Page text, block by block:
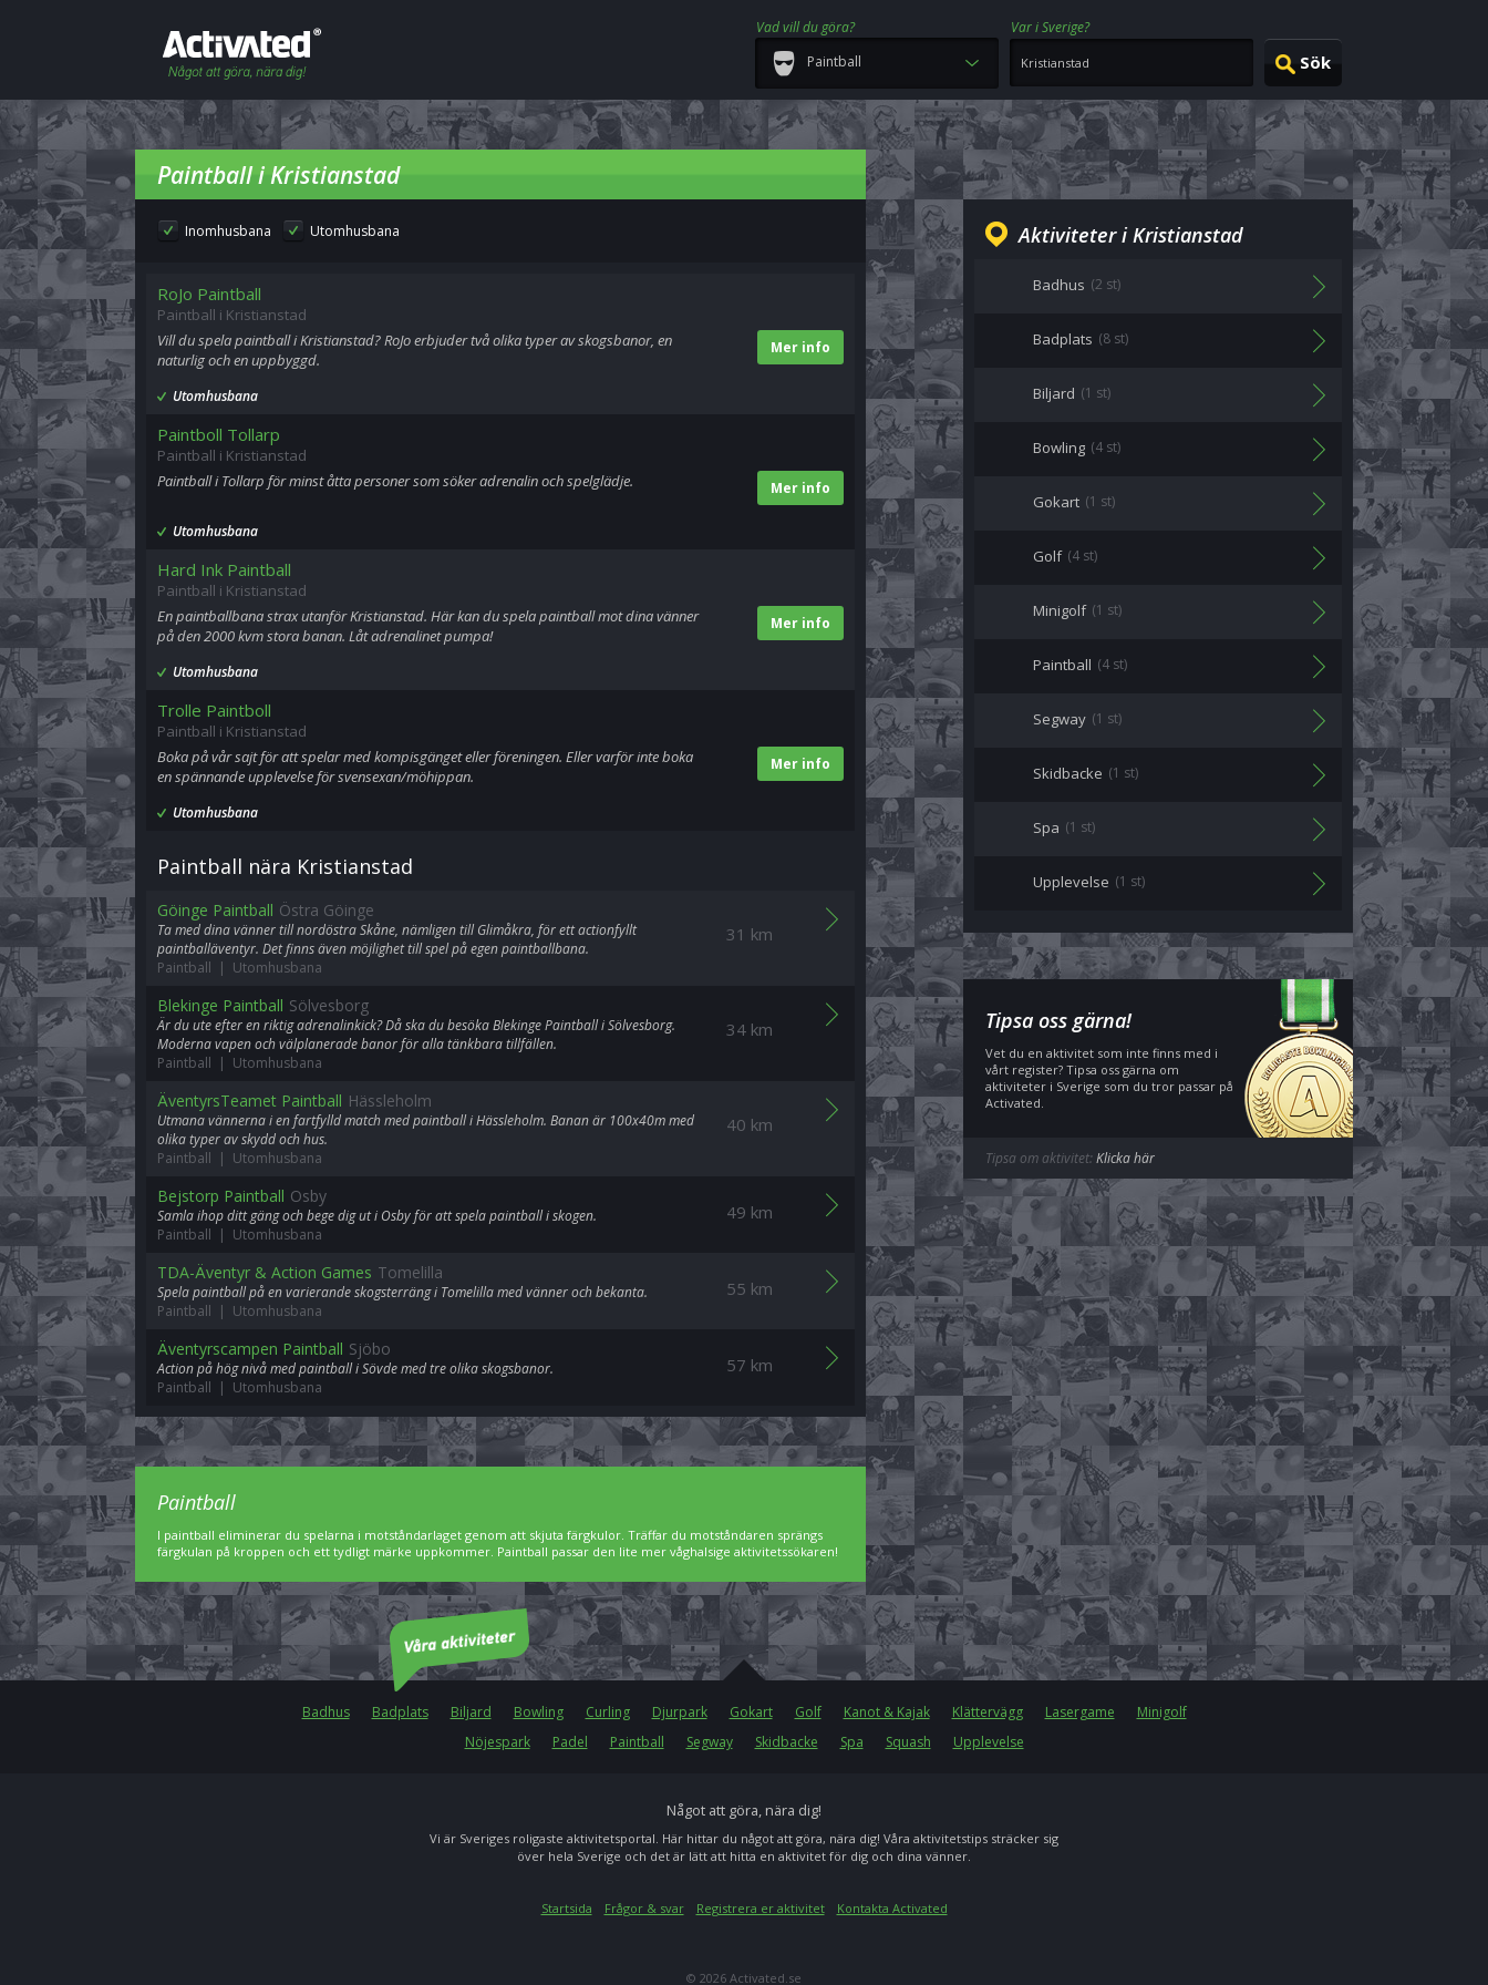
Vad vill du göra?
Var i Sverige?
Paintball
Paintball i Kristianstad
Inomhusbana Utomhusbana
RoJo Paintball
Paintball i Kristianstad
Mer info
Vill du spela paintball i Kristianstad? RoJo erbjuder två olika typer av skogsbanor, en
naturlig och en uppbyggd.
Utomhusbana
Paintboll Tollarp
Paintball i Kristianstad
Mer info
Paintball i Tollarp för minst åtta personer som söker adrenalin och spelglädje.
Utomhusbana
Hard Ink Paintball
Paintball i Kristianstad
Mer info
En paintballbana strax utanför Kristianstad. Här kan du spela paintball mot dina vänner
på den 2000 kvm stora banan. Låt adrenalinet pumpa!
Utomhusbana
Trolle Paintboll
Paintball i Kristianstad
Mer info
Boka på vår sajt för att spelar med kompisgänget eller föreningen. Eller varför inte boka
en spännande upplevelse för svensexan/möhippan.
Utomhusbana
Paintball nära Kristianstad
31 km
Göinge Paintball Östra Göinge
Ta med dina vänner till nordöstra Skåne, nämligen till Glimåkra, för ett actionfyllt
paintballäventyr. Det finns även möjlighet till spel på egen paintballbana.
Paintball | Utomhusbana
34 km
Blekinge Paintball Sölvesborg
Är du ute efter en riktig adrenalinkick? Då ska du besöka Blekinge Paintball i Sölvesborg.
Moderna vapen och välplanerade banor för alla tänkbara tillfällen.
Paintball | Utomhusbana
40 km
ÄventyrsTeamet Paintball Hässleholm
Utmana vännerna i en fartfylld match med paintball i Hässleholm. Banan är 100x40m med
olika typer av skydd och hus.
Paintball | Utomhusbana
49 km
Bejstorp Paintball Osby
Samla ihop ditt gäng och bege dig ut i Osby för att spela paintball i skogen.
Paintball | Utomhusbana
55 km
TDA-Äventyr & Action Games Tomelilla
Spela paintball på en varierande skogsterräng i Tomelilla med vänner och bekanta.
Paintball | Utomhusbana
57 km
Äventyrscampen Paintball Sjöbo
Action på hög nivå med paintball i Sövde med tre olika skogsbanor.
Paintball | Utomhusbana
Aktiviteter i Kristianstad
Badhus (2 st)
Badplats (8 st)
Biljard (1 st)
Bowling (4 st)
Gokart (1 st)
Golf (4 st)
Minigolf (1 st)
Paintball (4 st)
Segway (1 st)
Skidbacke (1 st)
Spa (1 st)
Upplevelse (1 st)
Tipsa oss gärna!
Vet du en aktivitet som inte finns med i
vårt register? Tipsa oss gärna om
aktiviteter i Sverige som du tror passar på
Activated.
Tipsa om aktivitet:Klicka här
Paintball
I paintball eliminerar du spelarna i motståndarlaget genom att skjuta färgkulor. Träffar du motståndaren sprängs
färgkulan på kroppen och ett tydligt märke uppkommer. Paintball passar den lite mer våghalsige aktivitetssökaren!
Badhus Badplats Biljard Bowling Curling Djurpark Gokart Golf Kanot & Kajak Klättervägg Lasergame
Minigolf
Nöjespark
Padel Paintball Segway Skidbacke Spa Squash Upplevelse
Något att göra, nära dig!
Vi är Sveriges roligaste aktivitetsportal. Här hittar du något att göra, nära dig! Våra aktivitetstips sträcker sig
över hela Sverige och det är lätt att hitta en aktivitet för dig och dina vänner.
Startsida Frågor & svar Registrera er aktivitet Kontakta Activated
© 2026 Activated.se